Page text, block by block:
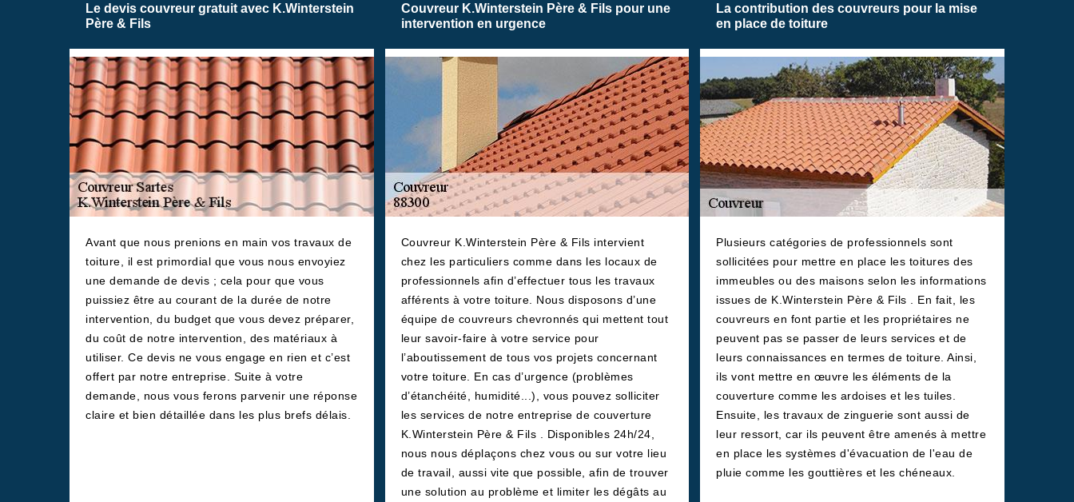
Le devis couvreur gratuit avec K.Winterstein
Père & Fils
Avant que nous prenions en main vos travaux de
toiture, il est primordial que vous nous envoyiez
une demande de devis ; cela pour que vous
puissiez être au courant de la durée de notre
intervention, du budget que vous devez préparer,
du coût de notre intervention, des matériaux à
utiliser. Ce devis ne vous engage en rien et c’est
offert par notre entreprise. Suite à votre
demande, nous vous ferons parvenir une réponse
claire et bien détaillée dans les plus brefs délais.
Couvreur K.Winterstein Père & Fils pour une
intervention en urgence
Couvreur K.Winterstein Père & Fils intervient
chez les particuliers comme dans les locaux de
professionnels afin d’effectuer tous les travaux
afférents à votre toiture. Nous disposons d’une
équipe de couvreurs chevronnés qui mettent tout
leur savoir-faire à votre service pour
l’aboutissement de tous vos projets concernant
votre toiture. En cas d’urgence (problèmes
d’étanchéité, humidité...), vous pouvez solliciter
les services de notre entreprise de couverture
K.Winterstein Père & Fils . Disponibles 24h/24,
nous nous déplaçons chez vous ou sur votre lieu
de travail, aussi vite que possible, afin de trouver
une solution au problème et limiter les dégâts au
La contribution des couvreurs pour la mise
en place de toiture
Plusieurs catégories de professionnels sont
sollicitées pour mettre en place les toitures des
immeubles ou des maisons selon les informations
issues de K.Winterstein Père & Fils . En fait, les
couvreurs en font partie et les propriétaires ne
peuvent pas se passer de leurs services et de
leurs connaissances en termes de toiture. Ainsi,
ils vont mettre en œuvre les éléments de la
couverture comme les ardoises et les tuiles.
Ensuite, les travaux de zinguerie sont aussi de
leur ressort, car ils peuvent être amenés à mettre
en place les systèmes d'évacuation de l'eau de
pluie comme les gouttières et les chéneaux.